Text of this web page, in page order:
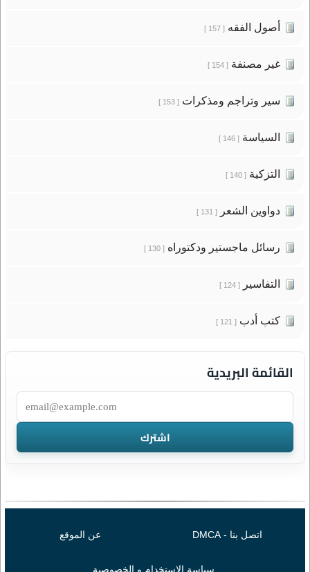
أصول الفقه[ 157 ]
غير مصنفة[ 154 ]
سير وتراجم ومذكرات[ 153 ]
السياسة[ 146 ]
التزكية[ 140 ]
دواوين الشعر[ 131 ]
رسائل ماجستير ودكتوراه[ 130 ]
التفاسير[ 124 ]
كتب أدب[ 121 ]
القائمة البريدية
اتصل بنا - DMCA عن الموقع
سياسة الإستخدام و الخصوصية